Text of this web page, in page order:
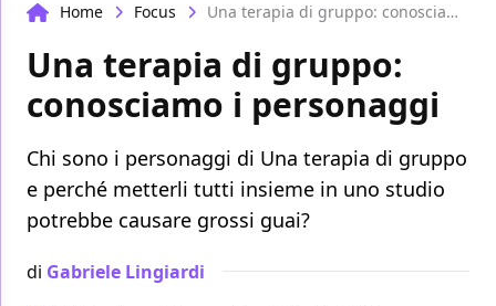
Home Focus Una terapia di gruppo: conosciamo i personaggi
Una terapia di gruppo:
conosciamo i personaggi
Chi sono i personaggi di Una terapia di gruppo
e perché metterli tutti insieme in uno studio
potrebbe causare grossi guai?
di Gabriele Lingiardi